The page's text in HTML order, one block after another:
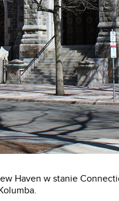
Haven w stanie